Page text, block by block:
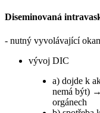
Diseminovaná
- nutný vyvolávající
vývoj DIC
a) dojde k
nemá být)
orgánech